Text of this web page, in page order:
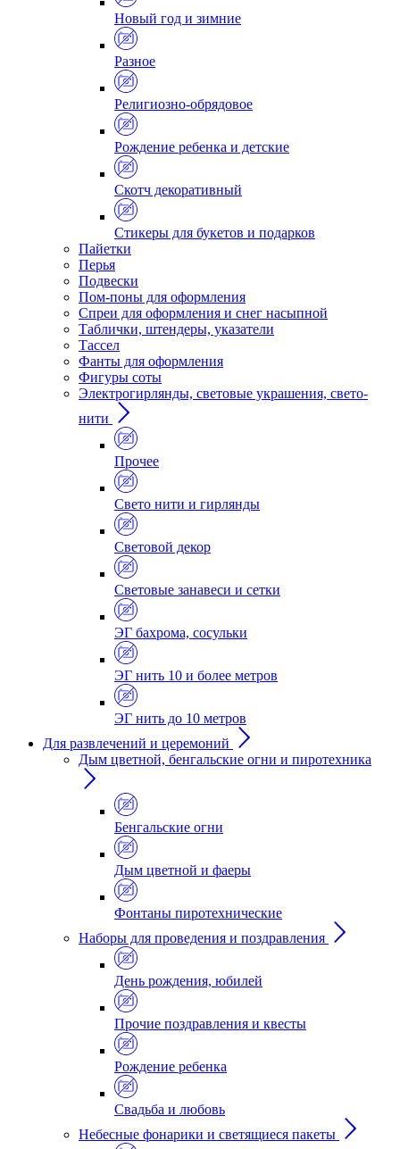
Новый год и зимние
Разное
Религиозно-обрядовое
Рождение ребенка и детские
Скотч декоративный
Стикеры для букетов и подарков
Пайетки
Перья
Подвески
Пом-поны для оформления
Спреи для оформления и снег насыпной
Таблички, штендеры, указатели
Тассел
Фанты для оформления
Фигуры соты
Электрогирлянды, световые украшения, свето-
нити
Прочее
Свето нити и гирлянды
Световой декор
Световые занавеси и сетки
ЭГ бахрома, сосульки
ЭГ нить 10 и более метров
ЭГ нить до 10 метров
Для развлечений и церемоний
Дым цветной, бенгальские огни и пиротехника
Бенгальские огни
Дым цветной и фаеры
Фонтаны пиротехнические
Наборы для проведения и поздравления
День рождения, юбилей
Прочие поздравления и квесты
Рождение ребенка
Свадьба и любовь
Небесные фонарики и светящиеся пакеты